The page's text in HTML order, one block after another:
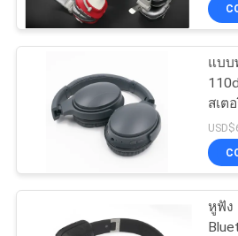
โรงงาน
ควบคุม
คุณภาพ
ติดต่อ
แบบ
สเต
หูฟัง